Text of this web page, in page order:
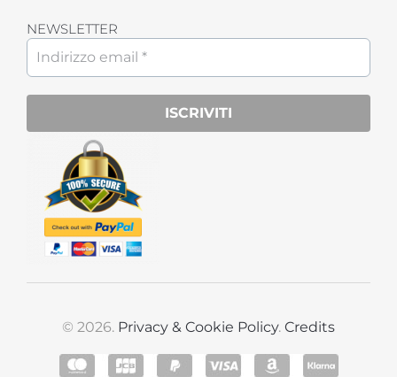
NEWSLETTER
© 2026. Privacy & Cookie Policy. Credits